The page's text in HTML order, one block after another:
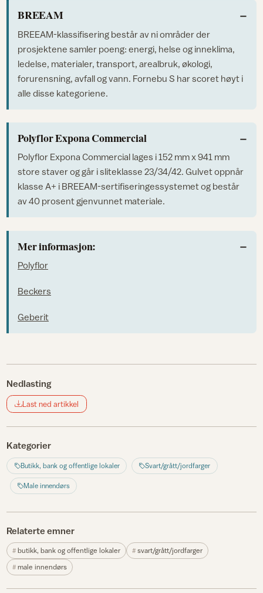
BREEAM
BREEAM-klassifisering består av ni områder der
prosjektene samler poeng: energi, helse og inneklima,
ledelse, materialer, transport, arealbruk, økologi,
forurensning, avfall og vann. Fornebu S har scoret høyt i
alle disse kategoriene.
Polyflor Expona Commercial
Polyflor Expona Commercial lages i 152 mm x 941 mm
store staver og går i sliteklasse 23/34/42. Gulvet oppnår
klasse A+ i BREEAM-sertifiseringessystemet og består
av 40 prosent gjenvunnet materiale.
Mer informasjon:
Polyflor
Beckers
Geberit
Nedlasting
Last ned artikkel
Kategorier
Butikk, bank og offentlige lokaler Svart/grått/jordfarger
Male innendørs
Relaterte emner
butikk, bank og offentlige lokaler
svart/grått/jordfarger
male innendørs